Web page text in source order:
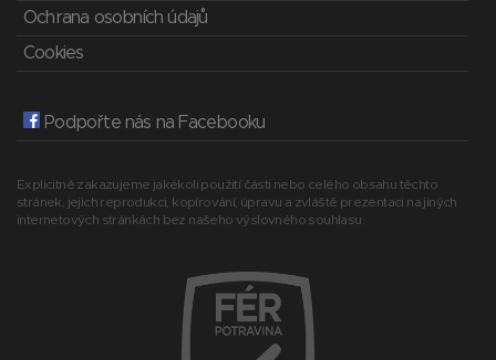
Ochrana osobních údajů
Cookies
Podpořte nás na Facebooku
Explicitně zakazujeme jakékoli použití části nebo celého obsahu těchto
stránek, jejich reprodukci, kopírování, úpravu a zvláště prezentaci na jiných
internetových stránkách bez našeho výslovného souhlasu.